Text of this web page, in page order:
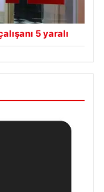
5 yaralı